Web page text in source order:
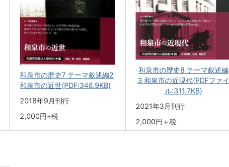
和泉市の歴史7 テーマ叙述編2
和泉市の近世(PDF:346.9KB)
2018年9月刊行
2,000円+税
和泉市の歴史8 テーマ叙述編
3 和泉市の近現代(PDFファイ
ル:311.7KB)
2021年3月刊行
2,000円＋税